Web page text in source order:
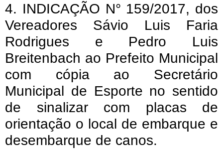
4. INDICAÇÃO N° 159/2017, dos
Vereadores Sávio Luis Faria
Rodrigues e Pedro Luis
Breitenbach ao Prefeito Municipal
com cópia ao Secretário
Municipal de Esporte no sentido
de sinalizar com placas de
orientação o local de embarque e
desembarque de canos.